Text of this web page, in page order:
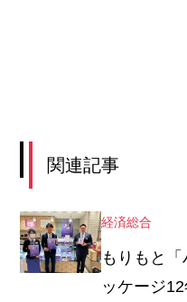
関連記事
経済総合
もりもと
ッケージ